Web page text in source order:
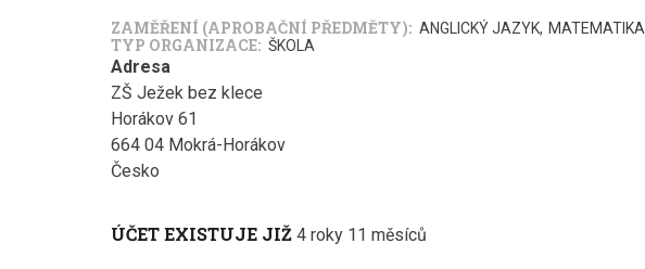
ZAMĚŘENÍ (APROBAČNÍ PŘEDMĚTY) ANGLICKÝ JAZYK MATEMATIKA
TYP ORGANIZACE ŠKOLA
Adresa
ZŠ Ježek bez klece
Horákov 61
664 04 Mokrá-Horákov
Česko
ÚČET EXISTUJE JIŽ 4 roky 11 měsíců